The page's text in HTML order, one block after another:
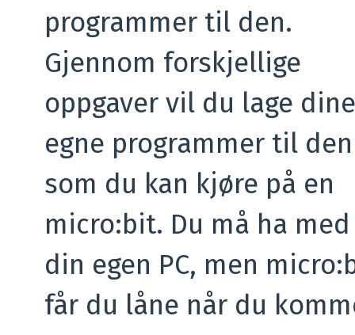
programmer til den.
Gjennom forskjellige
oppgaver vil du lage dine
egne programmer til den
som du kan kjøre på en
micro:bit. Du må ha med
din egen PC, men
får du låne når du